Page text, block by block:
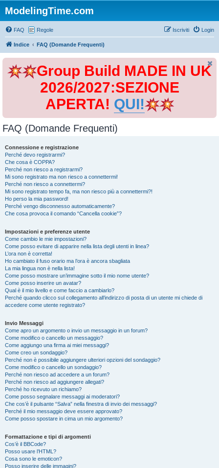
ModelingTime.com
FAQ Regole Login
Iscriviti
Indice FAQ (Domande Frequenti)
Group Build MADE IN UK
2026/2027:SEZIONE
APERTA! QUI!
FAQ (Domande Frequenti)
Connessione e registrazione
Perché devo registrarmi?
Che cosa è COPPA?
Perché non riesco a registrarmi?
Mi sono registrato ma non riesco a connettermi!
Perché non riesco a connettermi?
Mi sono registrato tempo fa, ma non riesco più a connettermi?!
Ho perso la mia password!
Perché vengo disconnesso automaticamente?
Che cosa provoca il comando “Cancella cookie”?
Impostazioni e preferenze utente
Come cambio le mie impostazioni?
Come posso evitare di apparire nella lista degli utenti in linea?
L’ora non è corretta!
Ho cambiato il fuso orario ma l’ora è ancora sbagliata
La mia lingua non è nella lista!
Come posso mostrare un’immagine sotto il mio nome utente?
Come posso inserire un avatar?
Qual è il mio livello e come faccio a cambiarlo?
Perché quando clicco sul collegamento all’indirizzo di posta di un utente mi chiede di
accedere come utente registrato?
Invio Messaggi
Come apro un argomento o invio un messaggio in un forum?
Come modifico o cancello un messaggio?
Come aggiungo una firma ai miei messaggi?
Come creo un sondaggio?
Perché non è possibile aggiungere ulteriori opzioni del sondaggio?
Come modifico o cancello un sondaggio?
Perché non riesco ad accedere a un forum?
Perché non riesco ad aggiungere allegati?
Perché ho ricevuto un richiamo?
Come posso segnalare messaggi ai moderatori?
Che cos’è il pulsante “Salva” nella finestra di invio dei messaggi?
Perché il mio messaggio deve essere approvato?
Come posso spostare in cima un mio argomento?
Formattazione e tipi di argomenti
Cos’è il BBCode?
Posso usare l’HTML?
Cosa sono le emoticon?
Posso inserire delle immagini?